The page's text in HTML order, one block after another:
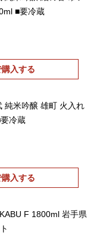
■要冷蔵
入する
純米吟醸 雄町 火入れ
冷蔵
入する
F 1800ml 岩手県
ト